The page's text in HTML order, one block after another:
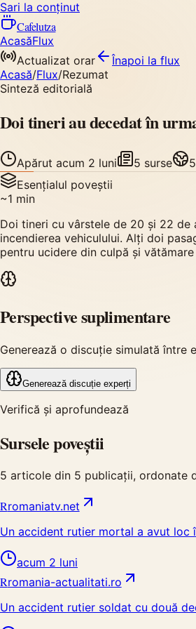
Sari la conținut
Cafelutza
AcasăFlux
Actualizat orar
Înapoi la flux
Acasă/Flux/Rezumat
Sinteză editorială
Doi tineri au decedat în
Apărut acum 2 luni 5 surse 5
Esențialul poveștii
~1 min
Doi tineri cu vârstele de 20 și 22
incendierea vehiculului. Alți doi
pentru ucidere din culpă și
Perspective suplimentare
Generează o discuție simulată între
Generează discuție experți
Verifică și aprofundează
Sursele poveștii
5 articole din 5 publicații, ordonate
Rromaniatv.net
Un accident rutier mortal a avut loc
acum 2 luni
Rromania-actualitati.ro
Un accident rutier soldat cu două